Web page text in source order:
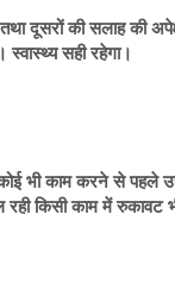
दूसरों की सलाह की
स्वास्थ्य सही रहेगा।
भी काम करने से
किसी काम में